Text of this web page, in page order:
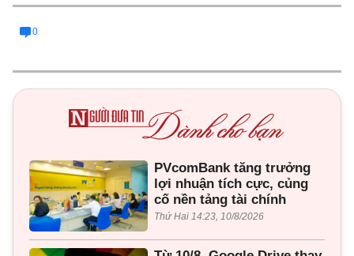
0
PVcomBank tăng trưởng
lợi nhuận tích cực, củng
cố nền tảng tài chính
Thứ Hai 14:23, 10/8/2026